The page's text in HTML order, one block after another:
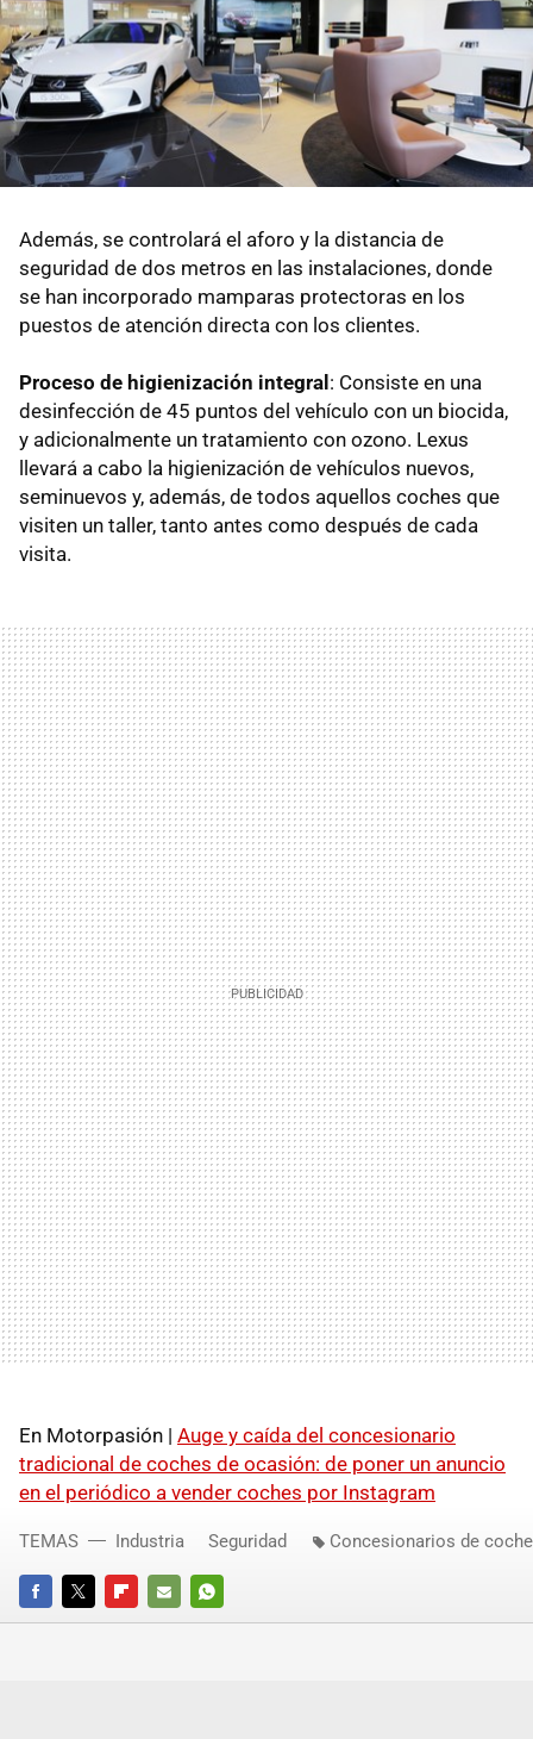
Además, se controlará el aforo y la distancia de
seguridad de dos metros en las instalaciones, donde
se han incorporado mamparas protectoras en los
puestos de atención directa con los clientes.
Proceso de higienización integral: Consiste en una
desinfección de 45 puntos del vehículo con un biocida,
y adicionalmente un tratamiento con ozono. Lexus
llevará a cabo la higienización de vehículos nuevos,
seminuevos y, además, de todos aquellos coches que
visiten un taller, tanto antes como después de cada
visita.
En Motorpasión | Auge y caída del concesionario
tradicional de coches de ocasión: de poner un anuncio
en el periódico a vender coches por Instagram
FACEBOOKTWITTERFLIPBOARD
E-
WHATSAPP
TEMAS Industria Seguridad Concesionarios de